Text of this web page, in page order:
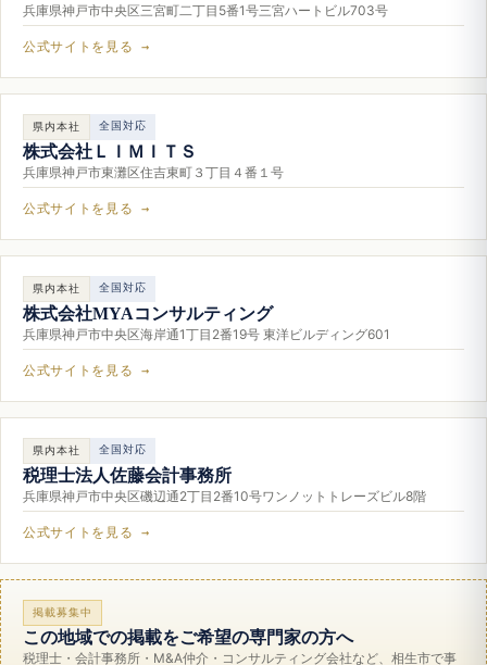
兵庫県神戸市中央区三宮町二丁目5番1号三宮ハートビル703号
公式サイトを見る →
県内本社 全国対応
株式会社ＬＩＭＩＴＳ
兵庫県神戸市東灘区住吉東町３丁目４番１号
公式サイトを見る →
県内本社 全国対応
株式会社MYAコンサルティング
兵庫県神戸市中央区海岸通1丁目2番19号 東洋ビルディング601
公式サイトを見る →
県内本社 全国対応
税理士法人佐藤会計事務所
兵庫県神戸市中央区磯辺通2丁目2番10号ワンノットトレーズビル8階
公式サイトを見る →
掲載募集中
この地域での掲載をご希望の専門家の方へ
税理士・会計事務所・M&A仲介・コンサルティング会社など、相生市で事